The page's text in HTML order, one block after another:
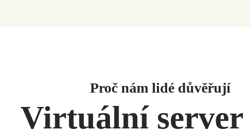
Proč nám lidé důvěřují
Virtuální server